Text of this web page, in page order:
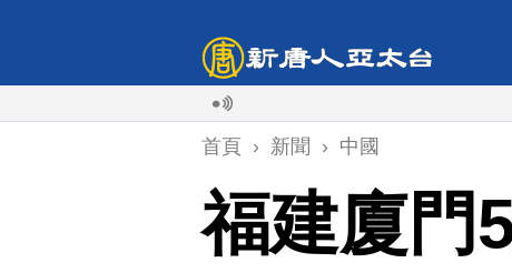
首頁 › 新聞 › 中國
福建廈門